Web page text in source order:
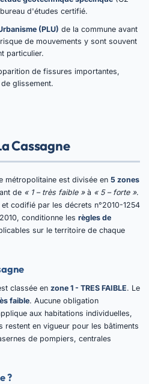
d'études certifié.
(PLU) de la commune avant
de mouvements y sont souvent
particulier.
de fissures importantes,
glissement.
Cassagne
métropolitaine est divisée en 5 zones
de « 1 – très faible »à « 5 – forte ».
et codifié par les décrets n°2010-1254
conditionne les règles de
sur le territoire de chaque
classée en zone 1 - TRES FAIBLE. Le
faible. Aucune obligation
aux habitations individuelles,
restent en vigueur pour les bâtiments
de pompiers, centrales
?